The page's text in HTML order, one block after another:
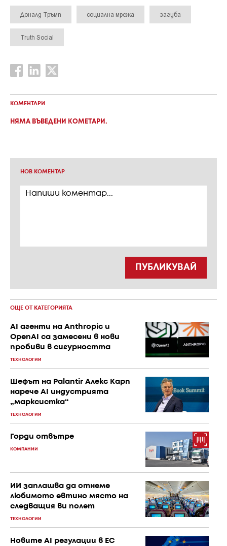
Доналд Тръмп социална мрежа загуба
Truth Social
КОМЕНТАРИ
НЯМА ВЪВЕДЕНИ КОМЕТАРИ.
НОВ КОМЕНТАР
ПУБЛИКУВАЙ
ОЩЕ ОТ КАТЕГОРИЯТА
AI агенти на Anthropic и
OpenAI са замесени в нови
пробиви в сигурността
ТЕХНОЛОГИИ
Шефът на Palantir Алекс Карп
нарече AI индустрията
„марксистка“
ТЕХНОЛОГИИ
Горди отвътре
КОМПАНИИ
ИИ заплашва да отнеме
любимото евтино място на
следващия ви полет
ТЕХНОЛОГИИ
Новите AI регулации в ЕС